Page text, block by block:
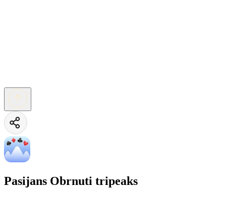
Pasijans Obrnuti tripeaks